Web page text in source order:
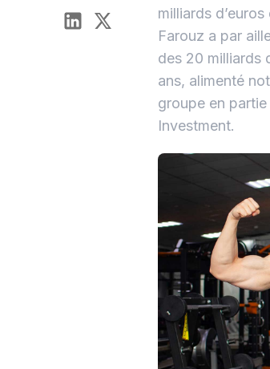
milliards
Farouz a par
des 20 milliards
ans, alimenté
groupe en
Investment.